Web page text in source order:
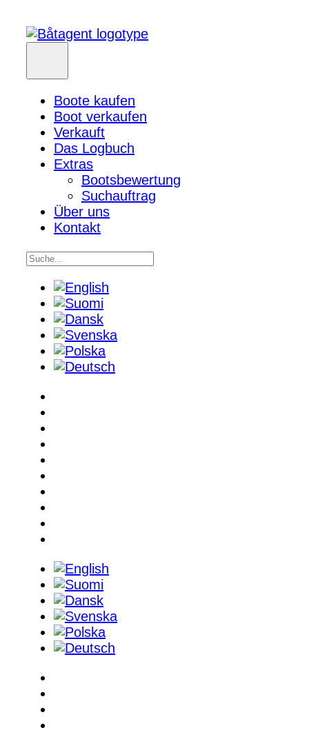
Boote kaufen
Boot verkaufen
Verkauft
Das Logbuch
Extras
Bootsbewertung
Suchauftrag
Über uns
Kontakt